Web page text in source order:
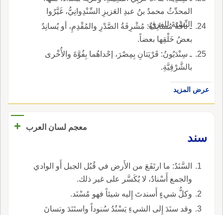
المحدِّثُ محمدُ بنُ عبدِ العَزيزِ السِّنْدِوانِيُّ، غَيَّرُوا
النِّسْبَةَ لِلفرقِ.
ـ ناقَةٌ مُسانِدَةٌ: مُشْرِفَةُ الصَّدْرِ والمُقْدِمِ، أو يُسانِدُ
بعضُ خَلْقِها بعضاً.
ـ سِنْدَيُونُ: قَرْيَتانِ بِمِصْرَ، إحْداهُما بِفُوَّةَ والأُخْرى
بالشَّرْقِيَّةِ.
عرض المزيد
معجم لسان العرب
+
سند
السَّنَدُ: ما ارتَفَعَ من الأَرض في قُبُل الجبل أَو الوادي
والجمع أَسْنادٌ، لا يُكَسَّر على غير ذلك.
وكلُّ شيءٍ أَسندتَ إِليه شيئاً فهو مُسْنَد.
وقد سنَدَ إِلى الشيءِ يَسْنُدُ سُنوداً واستَنَدَ وتسانَ